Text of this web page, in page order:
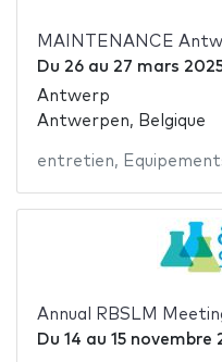
MAINTENANCE
Du 26au 27 mars
Antwerp
Antwerpen, Belgique
entretien,
Annual RBSLM
Du 14 au 15 novembre